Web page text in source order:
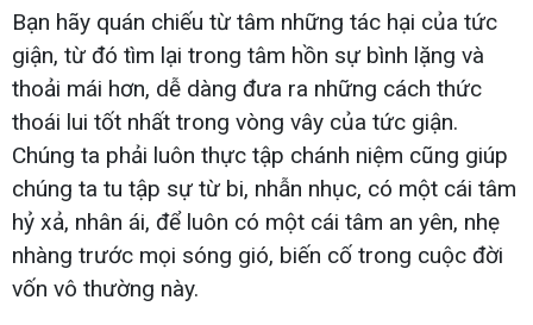
Bạn hãy quán chiếu từ tâm những tác hại của tức
giận, từ đó tìm lại trong tâm hồn sự bình lặng và
thoải mái hơn, dễ dàng đưa ra những cách thức
thoái lui tốt nhất trong vòng vây của tức giận.
Chúng ta phải luôn thực tập chánh niệm cũng giúp
chúng ta tu tập sự từ bi, nhẫn nhục, có một cái tâm
hỷ xả, nhân ái, để luôn có một cái tâm an yên, nhẹ
nhàng trước mọi sóng gió, biến cố trong cuộc đời
vốn vô thường này.